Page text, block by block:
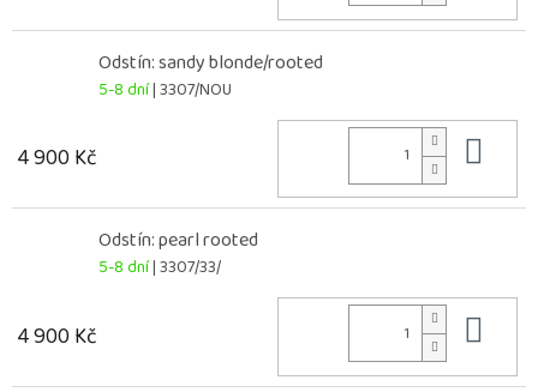
Odstín: sandy blonde/rooted
5-8 dní| 3307/NOU
4 900 Kč
Odstín: pearl rooted
5-8 dní| 3307/33/
4 900 Kč